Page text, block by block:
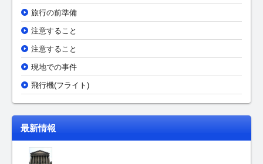
旅行の前準備
注意すること
注意すること
現地での事件
飛行機(フライト)
最新情報